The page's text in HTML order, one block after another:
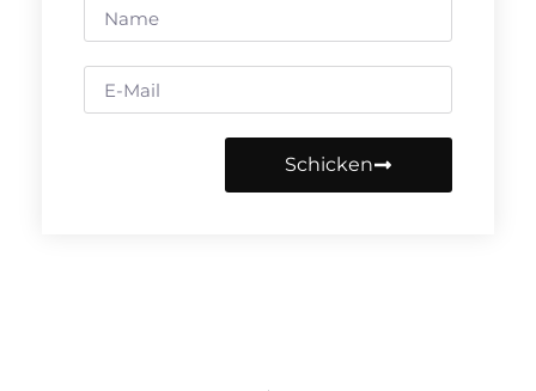
Schicken